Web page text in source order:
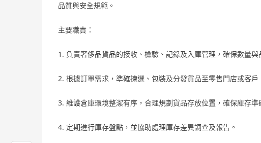
品質與安全規範。
主要職責：
1. 負責奢侈品貨品的接收、檢驗、記錄及入庫管理，確保數量與
2. 根據訂單需求，準確揀選、包裝及分發貨品至零售門店或客戶
3. 維護倉庫環境整潔有序，合理規劃貨品存放位置，確保庫存準
4. 定期進行庫存盤點，並協助處理庫存差異調查及報告。